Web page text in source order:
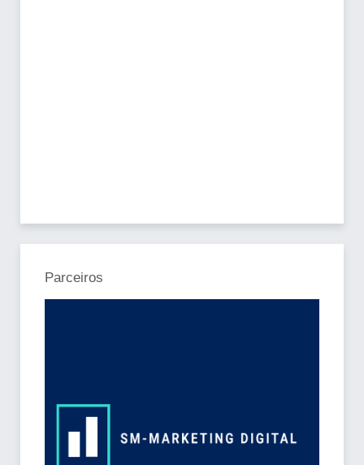
Parceiros